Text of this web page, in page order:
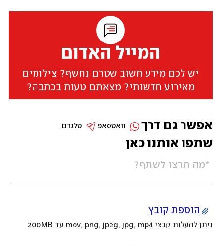
המייל האדום
יש לכם מידע חשוב שטרם נחשף? צילומים
מאירוע חדשותי? מצאתם טעות בכתבה?
שתפו אותנו כאן
הוספת קובץ
ניתן להעלות קבצי mov, png, jpeg, jpg, mp4 עד 200MB
אפשר גם דרך טלגרם וואטסאפ